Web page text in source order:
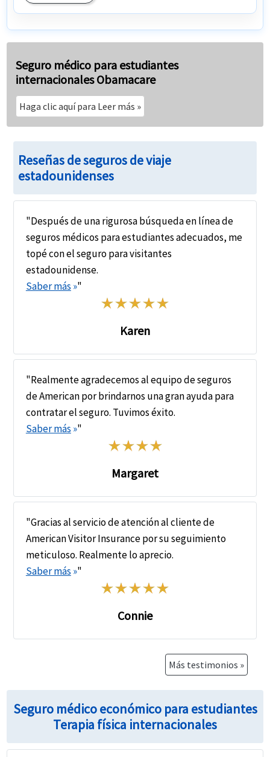
Seguro médico para estudiantes
internacionales Obamacare
Haga clic aquí para Leer más »
Reseñas de seguros de viaje
estadounidenses
"Después de una rigurosa búsqueda en línea de
seguros médicos para estudiantes adecuados, me
topé con el seguro para visitantes
estadounidense.
Saber más »"
Karen
"Realmente agradecemos al equipo de seguros
de American por brindarnos una gran ayuda para
contratar el seguro. Tuvimos éxito.
Saber más »"
Margaret
"Gracias al servicio de atención al cliente de
American Visitor Insurance por su seguimiento
meticuloso. Realmente lo aprecio.
Saber más »"
Connie
Más testimonios »
Seguro médico económico para estudiantes
Terapia física internacionales